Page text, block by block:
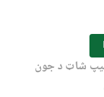
شاټ د جون